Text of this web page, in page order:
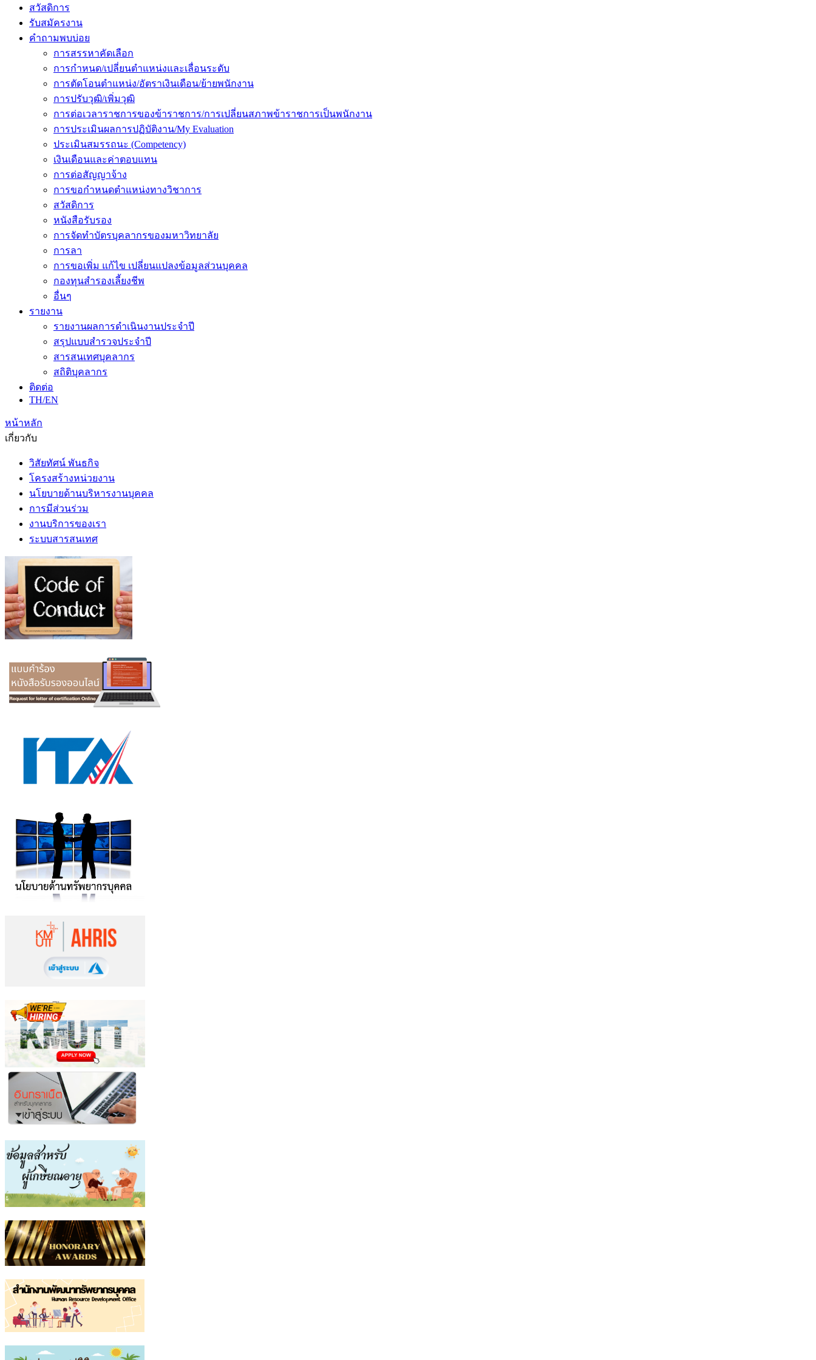
สวัสดิการ
รับสมัครงาน
คำถามพบบ่อย
การสรรหาคัดเลือก
การกำหนด/เปลี่ยนตำแหน่งและเลื่อนระดับ
การตัดโอนตำแหน่ง/อัตราเงินเดือน/ย้ายพนักงาน
การปรับวุฒิ/เพิ่มวุฒิ
การต่อเวลาราชการของข้าราชการ/การเปลี่ยนสภาพข้าราชการเป็นพนักงาน
การประเมินผลการปฏิบัติงาน/My Evaluation
ประเมินสมรรถนะ (Competency)
เงินเดือนและค่าตอบแทน
การต่อสัญญาจ้าง
การขอกำหนดตำแหน่งทางวิชาการ
สวัสดิการ
หนังสือรับรอง
การจัดทำบัตรบุคลากรของมหาวิทยาลัย
การลา
การขอเพิ่ม แก้ไข เปลี่ยนแปลงข้อมูลส่วนบุคคล
กองทุนสำรองเลี้ยงชีพ
อื่นๆ
รายงาน
รายงานผลการดำเนินงานประจำปี
สรุปแบบสำรวจประจำปี
สารสนเทศบุคลากร
สถิติบุคลากร
ติดต่อ
TH/EN
หน้าหลัก
เกี่ยวกับ
วิสัยทัศน์ พันธกิจ
โครงสร้างหน่วยงาน
นโยบายด้านบริหารงานบุคคล
การมีส่วนร่วม
งานบริการของเรา
ระบบสารสนเทศ